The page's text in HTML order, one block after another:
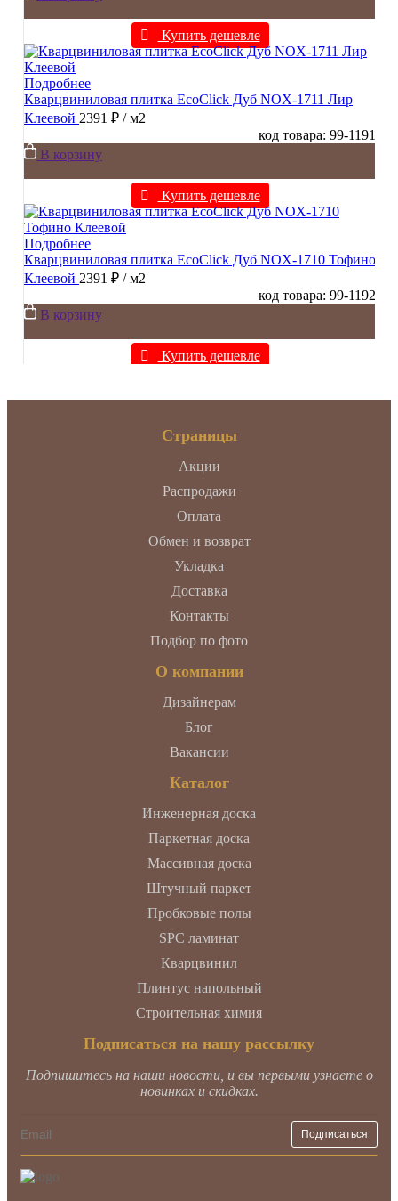
Купить дешевле
Подробнее
Кварцвиниловая плитка EcoClick Дуб NOX-1711 Лир
Клеевой 2391 ₽ / м2
код товара: 99-1191
В корзину
Купить дешевле
Подробнее
Кварцвиниловая плитка EcoClick Дуб NOX-1710 Тофино
Клеевой 2391 ₽ / м2
код товара: 99-1192
В корзину
Купить дешевле
Страницы
Акции
Распродажи
Оплата
Обмен и возврат
Укладка
Доставка
Контакты
Подбор по фото
О компании
Дизайнерам
Блог
Вакансии
Каталог
Инженерная доска
Паркетная доска
Массивная доска
Штучный паркет
Пробковые полы
SPC ламинат
Кварцвинил
Плинтус напольный
Строительная химия
Подписаться на нашу рассылку
Подпишитесь на наши новости, и вы первыми узнаете о
новинках и скидках.